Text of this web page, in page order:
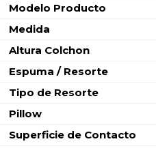
Modelo Producto
Medida
Altura Colchon
Espuma / Resorte
Tipo de Resorte
Pillow
Superficie de Contacto